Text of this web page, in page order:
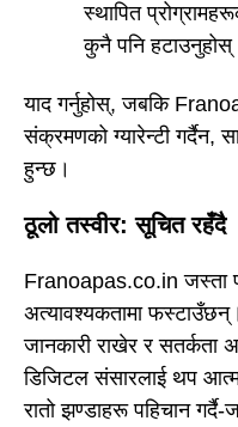
स्थापित
कुनै पनि
याद गर्नुहोस्, जबकि
संक्रमणको ग्यारेन्टी गर्दैन,
हुन्छ।
ठूलो तस्वीर: सूचित रहँदै
Franoapas.co.in जस्ता
अत्यावश्यकतामा फस्टाउँछन्।
जानकारी राखेर र सतर्कता
डिजिटल संसारलाई थप
रातो झण्डाहरू पहिचान